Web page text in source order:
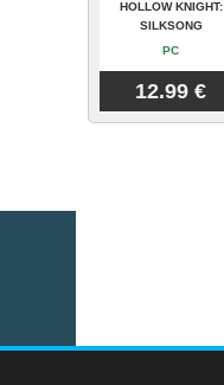
HOLLOW KNIGHT:
SILKSONG
PC
12.99 €